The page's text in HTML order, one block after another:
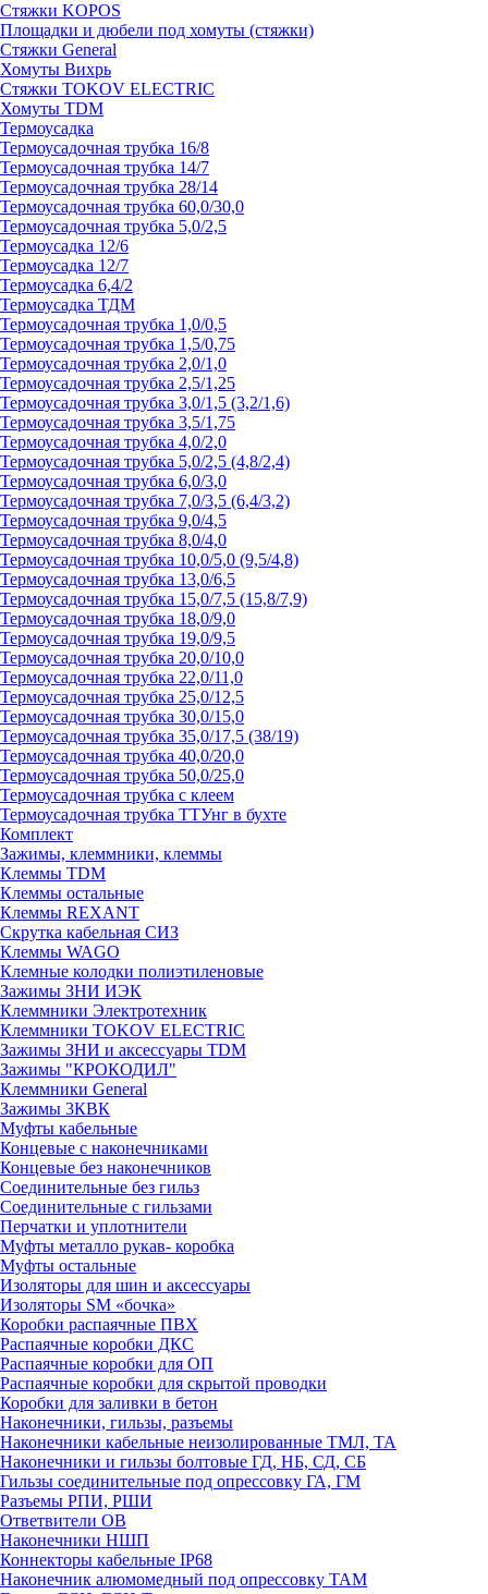
Стяжки KOPOS
Площадки и дюбели под хомуты (стяжки)
Стяжки General
Хомуты Вихрь
Стяжки TOKOV ELECTRIC
Хомуты TDM
Термоусадка
Термоусадочная трубка 16/8
Термоусадочная трубка 14/7
Термоусадочная трубка 28/14
Термоусадочная трубка 60,0/30,0
Термоусадочная трубка 5,0/2,5
Термоусадка 12/6
Термоусадка 12/7
Термоусадка 6,4/2
Термоусадка ТДМ
Термоусадочная трубка 1,0/0,5
Термоусадочная трубка 1,5/0,75
Термоусадочная трубка 2,0/1,0
Термоусадочная трубка 2,5/1,25
Термоусадочная трубка 3,0/1,5 (3,2/1,6)
Термоусадочная трубка 3,5/1,75
Термоусадочная трубка 4,0/2,0
Термоусадочная трубка 5,0/2,5 (4,8/2,4)
Термоусадочная трубка 6,0/3,0
Термоусадочная трубка 7,0/3,5 (6,4/3,2)
Термоусадочная трубка 9,0/4,5
Термоусадочная трубка 8,0/4,0
Термоусадочная трубка 10,0/5,0 (9,5/4,8)
Термоусадочная трубка 13,0/6,5
Термоусадочная трубка 15,0/7,5 (15,8/7,9)
Термоусадочная трубка 18,0/9,0
Термоусадочная трубка 19,0/9,5
Термоусадочная трубка 20,0/10,0
Термоусадочная трубка 22,0/11,0
Термоусадочная трубка 25,0/12,5
Термоусадочная трубка 30,0/15,0
Термоусадочная трубка 35,0/17,5 (38/19)
Термоусадочная трубка 40,0/20,0
Термоусадочная трубка 50,0/25,0
Термоусадочная трубка с клеем
Термоусадочная трубка ТТУнг в бухте
Комплект
Зажимы, клеммники, клеммы
Клеммы TDM
Клеммы остальные
Клеммы REXANT
Скрутка кабельная СИЗ
Клеммы WAGO
Клемные колодки полиэтиленовые
Зажимы ЗНИ ИЭК
Клеммники Электротехник
Клеммники TOKOV ELECTRIC
Зажимы ЗНИ и аксессуары TDM
Зажимы "КРОКОДИЛ"
Клеммники General
Зажимы 3КВК
Муфты кабельные
Концевые с наконечниками
Концевые без наконечников
Соединительные без гильз
Соединительные с гильзами
Перчатки и уплотнители
Муфты металло рукав- коробка
Муфты остальные
Изоляторы для шин и аксессуары
Изоляторы SM «бочка»
Коробки распаячные ПВХ
Распаячные коробки ДКС
Распаячные коробки для ОП
Распаячные коробки для скрытой проводки
Коробки для заливки в бетон
Наконечники, гильзы, разъемы
Наконечники кабельные неизолированные ТМЛ, ТА
Наконечники и гильзы болтовые ГД, НБ, СД, СБ
Гильзы соединительные под опрессовку ГА, ГМ
Разъемы РПИ, РШИ
Ответвители ОВ
Наконечники НШП
Коннекторы кабельные IP68
Наконечник алюмомедный под опрессовку ТАМ